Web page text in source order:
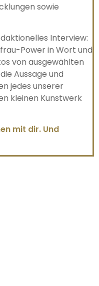
sowie
Interview:
Power in Wort und
von ausgewählten
Aussage und
jedes unserer
kleinen Kunstwerk
mit dir. Und